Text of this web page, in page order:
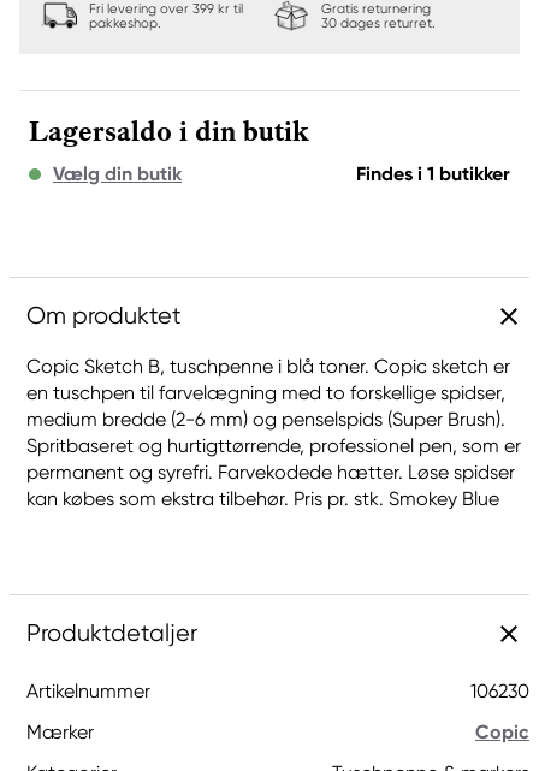
Fri levering over 399 kr til
pakkeshop.
Gratis returnering
30 dages returret.
Lagersaldo i din butik
Vælg din butik Findes i 1 butikker
Om produktet
Copic Sketch B, tuschpenne i blå toner. Copic sketch er
en tuschpen til farvelægning med to forskellige spidser,
medium bredde (2-6 mm) og penselspids (Super Brush).
Spritbaseret og hurtigttørrende, professionel pen, som er
permanent og syrefri. Farvekodede hætter. Løse spidser
kan købes som ekstra tilbehør. Pris pr. stk. Smokey Blue
Produktdetaljer
Artikelnummer
106230
Mærker
Copic